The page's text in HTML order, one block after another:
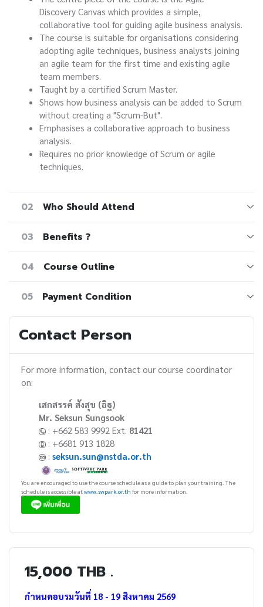
Discovery Canvas which provides a simple,
collaborative tool for guiding agile business analysis.
The course is suitable for organisations considering
adopting agile techniques, business analysts joining
an agile team for the first time and existing agile
team members.
Taught by a certified Scrum Master.
Shows how business analysis can be added to Scrum
without creating a "Scrum-But".
Emphasises a collaborative approach to business
analysis.
Requires no prior knowledge of Scrum or agile
techniques.
02 Who Should Attend
03 Benefits ?
04 Course Outline
05 Payment Condition
Contact Person
For more information, contact our course coordinator
on:
เสกสรรค์ สังสุข (อิฐ)
Mr. Seksun Sungsook
: +662 583 9992 Ext. 81421
: +6681 913 1828
: seksun.sun@nstda.or.th
You are encouraged to use the course schedule as a guide to plan your training. The
schedule is accessible atwww.swpark.or.th for more information.
15,000 THB .
กำหนดอบรมวันที่ 18 - 19 สิงหาคม 2569